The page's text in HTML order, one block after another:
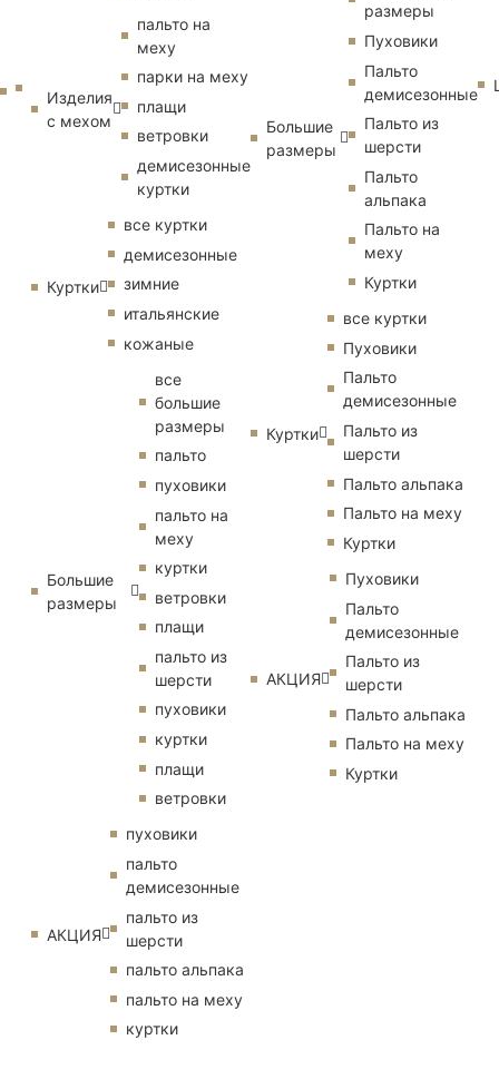
Изделия
с мехом
пальто на
меху
парки на меху
плащи
ветровки
демисезонные
куртки
Куртки
все куртки
демисезонные
зимние
итальянские
кожаные
Большие
размеры
все
большие
размеры
пальто
пуховики
пальто на
меху
куртки
ветровки
плащи
пальто из
шерсти
пуховики
куртки
плащи
ветровки
АКЦИЯ
пуховики
пальто
демисезонные
пальто из
шерсти
пальто альпака
пальто на меху
куртки
Большие
размеры
размеры
Пуховики
Пальто
демисезонные
Пальто из
шерсти
Пальто
альпака
Пальто на
меху
Куртки
Куртки
все куртки
Пуховики
Пальто
демисезонные
Пальто из
шерсти
Пальто альпака
Пальто на меху
Куртки
АКЦИЯ
Пуховики
Пальто
демисезонные
Пальто из
шерсти
Пальто альпака
Пальто на меху
Куртки